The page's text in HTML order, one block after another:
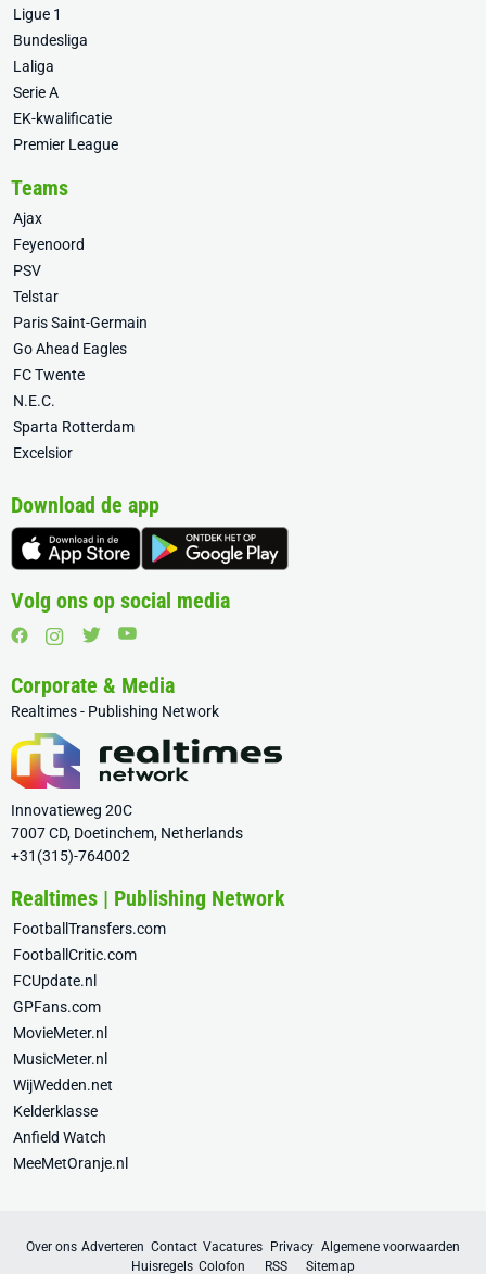
Ligue 1
Bundesliga
Laliga
Serie A
EK-kwalificatie
Premier League
Teams
Ajax
Feyenoord
PSV
Telstar
Paris Saint-Germain
Go Ahead Eagles
FC Twente
N.E.C.
Sparta Rotterdam
Excelsior
Download de app
Volg ons op social media
Corporate & Media
Realtimes - Publishing Network
Innovatieweg 20C
7007 CD, Doetinchem, Netherlands
+31(315)-764002
Realtimes | Publishing Network
FootballTransfers.com
FootballCritic.com
FCUpdate.nl
GPFans.com
MovieMeter.nl
MusicMeter.nl
WijWedden.net
Kelderklasse
Anfield Watch
MeeMetOranje.nl
Over ons Adverteren Contact Vacatures Privacy Algemene voorwaarden
Huisregels Colofon RSS Sitemap